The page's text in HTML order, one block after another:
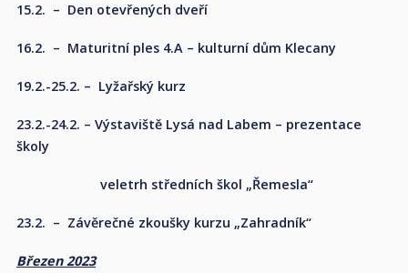
15.2. – Den otevřených dveří
16.2. – Maturitní ples 4.A – kulturní dům Klecany
19.2.-25.2. – Lyžařský kurz
23.2.-24.2. – Výstaviště Lysá nad Labem – prezentace
školy
veletrh středních škol „Řemesla“
23.2. – Závěrečné zkoušky kurzu „Zahradník“
Březen 2023